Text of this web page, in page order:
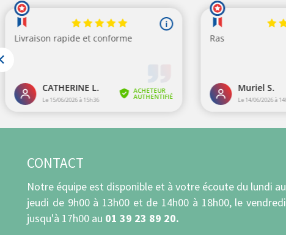
CONTACT
Notre équipe est disponible et à votre écoute du lundi au
jeudi de 9h00 à 13h00 et de 14h00 à 18h00, le vendredi
jusqu'à 17h00 au 01 39 23 89 20.